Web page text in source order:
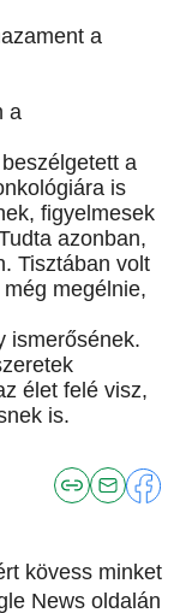
a
a
a
is
figyelmesek
azonban,
Tisztában volt
megélnie,
ismerősének.
élet felé visz,
is.
kövess minket
News oldalán